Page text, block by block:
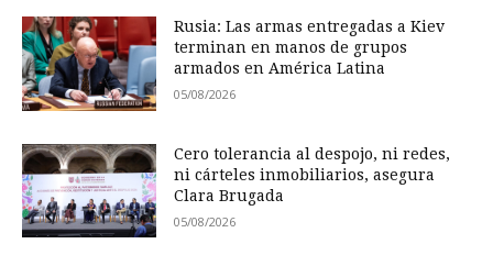
Rusia: Las armas entregadas a Kiev
terminan en manos de grupos
armados en América Latina
05/08/2026
Cero tolerancia al despojo, ni redes,
ni cárteles inmobiliarios, asegura
Clara Brugada
05/08/2026